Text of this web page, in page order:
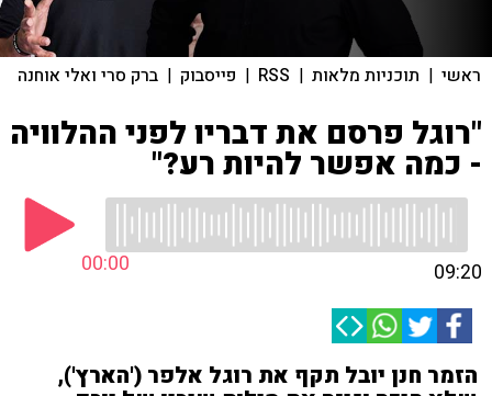
ראשי | תוכניות מלאות |
RSS
| פייסבוק | ברק סרי ואלי אוחנה
"רוגל פרסם את דבריו לפני ההלוויה
- כמה אפשר להיות רע?"
00:00 09:20
הזמר חנן יובל תקף את רוגל אלפר ('הארץ'),